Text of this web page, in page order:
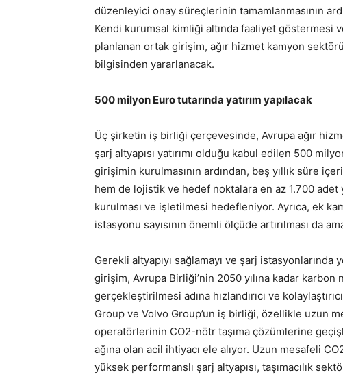
düzenleyici onay süreçlerinin tamamlanmasının
Kendi kurumsal kimliği altında faaliyet göstermesi
planlanan ortak girişim, ağır hizmet kamyon
bilgisinden yararlanacak.
500 milyon Euro tutarında yatırım yapılacak
Üç şirketin iş birliği çerçevesinde, Avrupa ağır
şarj altyapısı yatırımı olduğu kabul edilen 500
girişimin kurulmasının ardından, beş yıllık süre
hem de lojistik ve hedef noktalara en az 1.700
kurulması ve işletilmesi hedefleniyor. Ayrıca, ek
istasyonu sayısının önemli ölçüde artırılması da
Gerekli altyapıyı sağlamayı ve şarj
girişim, Avrupa Birliği’nin 2050 yılına kadar karbon
gerçekleştirilmesi adına hızlandırıcı ve
Group ve Volvo Group’un iş birliği, özellikle uzun
operatörlerinin CO2-nötr taşıma çözümlerine
ağına olan acil ihtiyacı ele alıyor. Uzun mesafeli
yüksek performanslı şarj altyapısı, taşımacılık